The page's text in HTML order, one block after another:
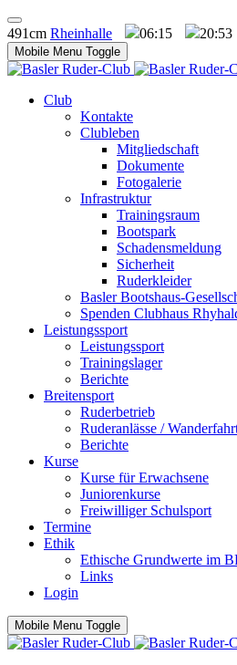
491cm Rheinhalle 06:15 20:53
Mobile Menu Toggle
Club
Kontakte
Clubleben
Mitgliedschaft
Dokumente
Fotogalerie
Infrastruktur
Trainingsraum
Bootspark
Schadensmeldung
Sicherheit
Ruderkleider
Basler Bootshaus-
Spenden Clubhaus
Leistungssport
Leistungssport
Trainingslager
Berichte
Breitensport
Ruderbetrieb
Ruderanlässe /
Berichte
Kurse
Kurse für Erwachsene
Juniorenkurse
Freiwilliger Schulsport
Termine
Ethik
Ethische Grundwerte im
Links
Login
Mobile Menu Toggle